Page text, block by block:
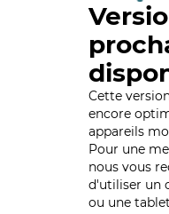
Cette
encore
appareils
Pour une
nous vous
d'utiliser un
ou une